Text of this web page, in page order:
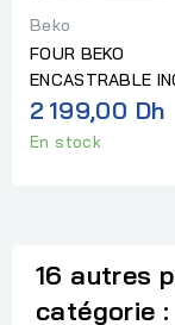
Beko
FOUR BEKO
ENCASTRABLE
2 199,00 Dh
En stock
16 autres
catégorie :